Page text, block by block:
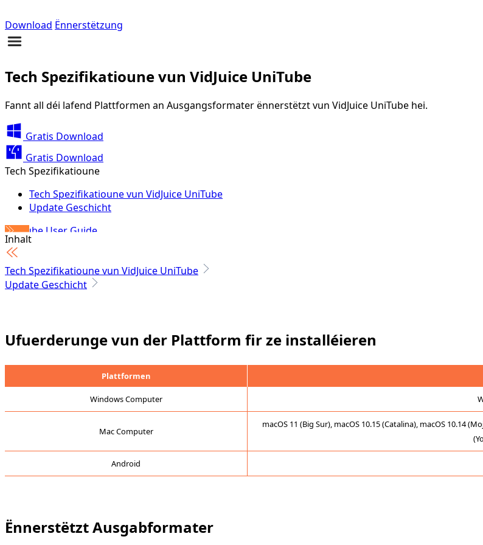
Download Ënnerstëtzung
Tech Spezifikatioune vun VidJuice UniTube
Fannt all déi lafend Plattformen an Ausgangsformater ënnerstëtzt vun VidJuice UniTube hei.
Gratis Download
Gratis Download
Tech Spezifikatioune
Tech Spezifikatioune vun VidJuice UniTube
Update Geschicht
UniTube User Guide
Inhalt
Tech Spezifikatioune vun VidJuice UniTube
Update Geschicht
Ufuerderunge vun der Plattform fir ze installéieren
Plattformen
Windows Computer
Mac Computer
macOS 11 (Big Sur), macOS 10.15 (Catalina), macOS 10.14
Android
Ënnerstëtzt Ausgabformater